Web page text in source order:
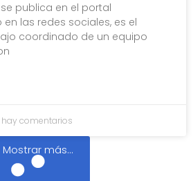
publica en el portal
las redes sociales, es el
coordinado de un equipo
hay comentarios
Mostrar más...